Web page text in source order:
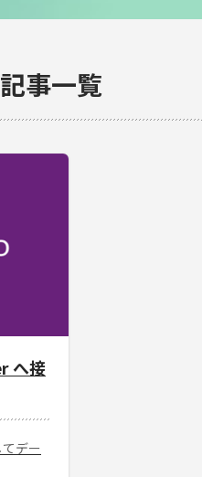
事一覧
へ接
デー